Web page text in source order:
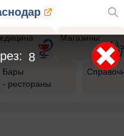
Магазины
Бары
- рестораны
6